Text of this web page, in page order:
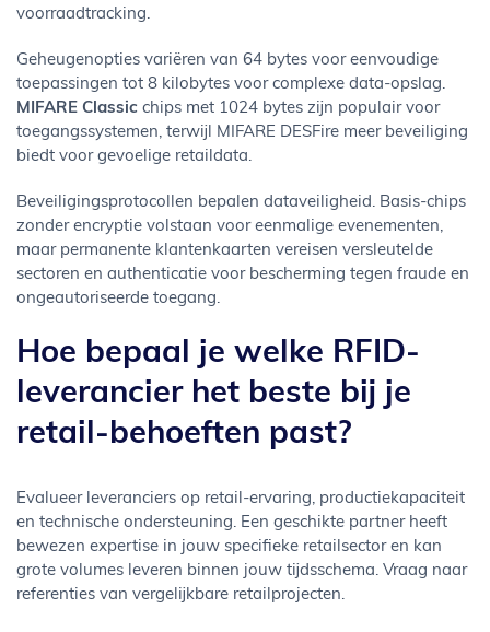
voorraadtracking.
Geheugenopties variëren van 64 bytes voor eenvoudige
toepassingen tot 8 kilobytes voor complexe data-opslag.
MIFARE Classic chips met 1024 bytes zijn populair voor
toegangssystemen, terwijl MIFARE DESFire meer beveiliging
biedt voor gevoelige retaildata.
Beveiligingsprotocollen bepalen dataveiligheid. Basis-chips
zonder encryptie volstaan voor eenmalige evenementen,
maar permanente klantenkaarten vereisen versleutelde
sectoren en authenticatie voor bescherming tegen fraude en
ongeautoriseerde toegang.
Hoe bepaal je welke RFID-
leverancier het beste bij je
retail-behoeften past?
Evalueer leveranciers op retail-ervaring, productiekapaciteit
en technische ondersteuning. Een geschikte partner heeft
bewezen expertise in jouw specifieke retailsector en kan
grote volumes leveren binnen jouw tijdsschema. Vraag naar
referenties van vergelijkbare retailprojecten.